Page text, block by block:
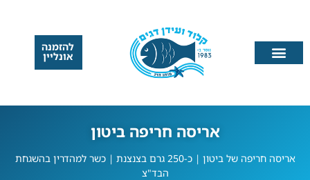
להזמנה
אונליין
אריסה חריפה ביטון
אריסה חריפה של ביטון | כ-250 גרם בצנצנת | כשר למהדרין בהשגחת
הבד"צ